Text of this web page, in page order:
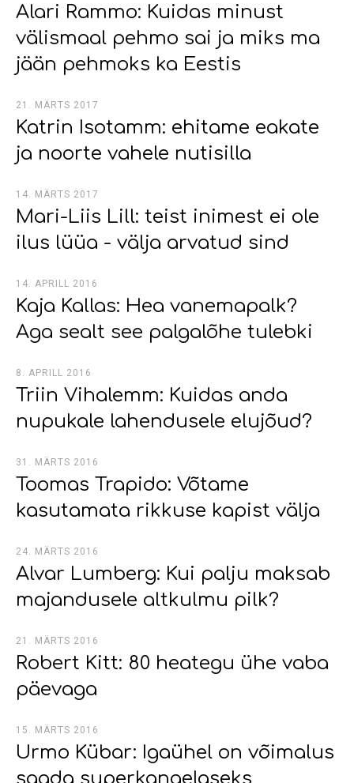
Alari Rammo: Kuidas minust
välismaal pehmo sai ja miks ma
jään pehmoks ka Eestis
21. MÄRTS 2017
Katrin Isotamm: ehitame eakate
ja noorte vahele nutisilla
14. MÄRTS 2017
Mari-Liis Lill: teist inimest ei ole
ilus lüüa - välja arvatud sind
14. APRILL 2016
Kaja Kallas: Hea vanemapalk?
Aga sealt see palgalõhe tulebki
8. APRILL 2016
Triin Vihalemm: Kuidas anda
nupukale lahendusele elujõud?
31. MÄRTS 2016
Toomas Trapido: Võtame
kasutamata rikkuse kapist välja
24. MÄRTS 2016
Alvar Lumberg: Kui palju maksab
majandusele altkulmu pilk?
21. MÄRTS 2016
Robert Kitt: 80 heategu ühe vaba
päevaga
15. MÄRTS 2016
Urmo Kübar: Igaühel on võimalus